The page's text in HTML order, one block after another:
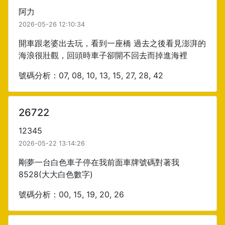
阿力
2026-05-26 12:10:34
開車跟老婆出去玩，看到一座橋 過去之後看見澎湃的
海浪很壯觀，回頭時車子卻開不回去而掉進海裡
號碼分析：07, 08, 10, 13, 15, 27, 28, 42
26722
12345
2026-05-22 13:14:26
剛夢一台白色車子停在我前面車牌號碼對著我
8528(大大白色數字)
號碼分析：00, 15, 19, 20, 26